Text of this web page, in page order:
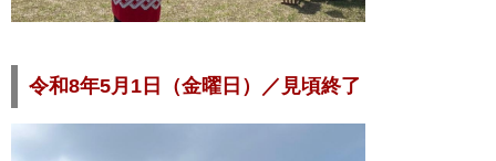
令和8年5月1日（金曜日）／見頃終了